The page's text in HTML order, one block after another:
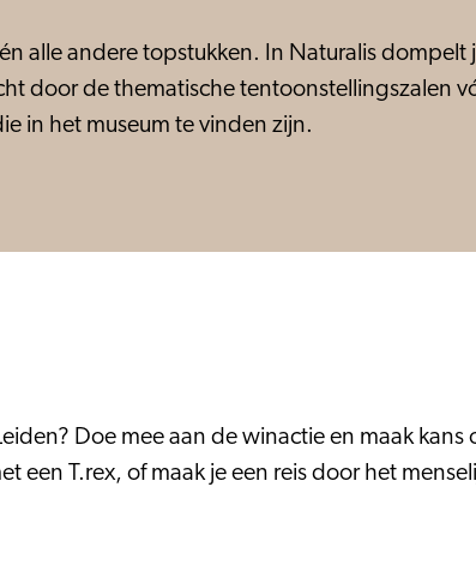
alle andere topstukken. In Naturalis
door de thematische tentoonstellingszalen
in het museum te vinden zijn.
Doe mee aan de winactie en maak
een T.rex, of maak je een reis door het